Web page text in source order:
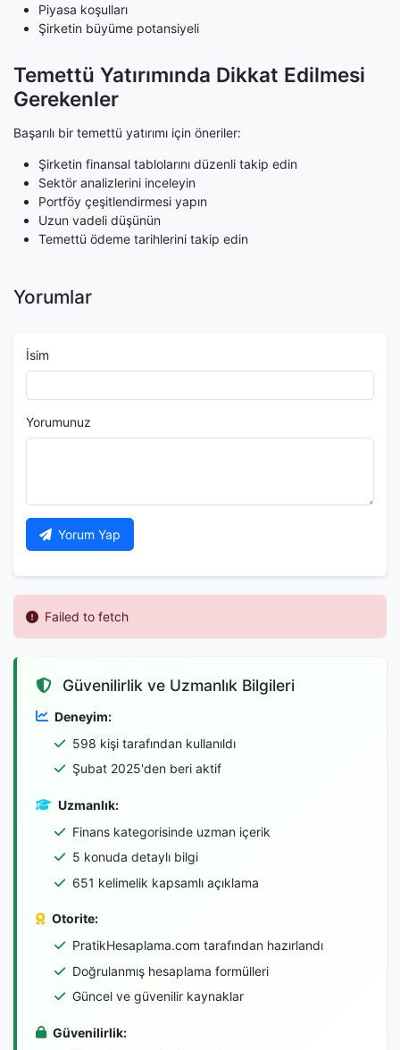
Piyasa koşulları
Şirketin büyüme potansiyeli
Temettü Yatırımında Dikkat Edilmesi
Gerekenler
Başarılı bir temettü yatırımı için öneriler:
Şirketin finansal tablolarını düzenli takip edin
Sektör analizlerini inceleyin
Portföy çeşitlendirmesi yapın
Uzun vadeli düşünün
Temettü ödeme tarihlerini takip edin
Yorumlar
İsim
Yorumunuz
Yorum Yap
Failed to fetch
Güvenilirlik ve Uzmanlık Bilgileri
Deneyim:
598 kişi tarafından kullanıldı
Şubat 2025'den beri aktif
Uzmanlık:
Finans kategorisinde uzman içerik
5 konuda detaylı bilgi
651 kelimelik kapsamlı açıklama
Otorite:
PratikHesaplama.com tarafından hazırlandı
Doğrulanmış hesaplama formülleri
Güncel ve güvenilir kaynaklar
Güvenilirlik: